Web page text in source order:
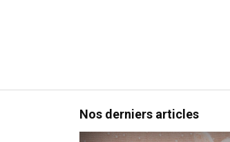
Nos derniers articles